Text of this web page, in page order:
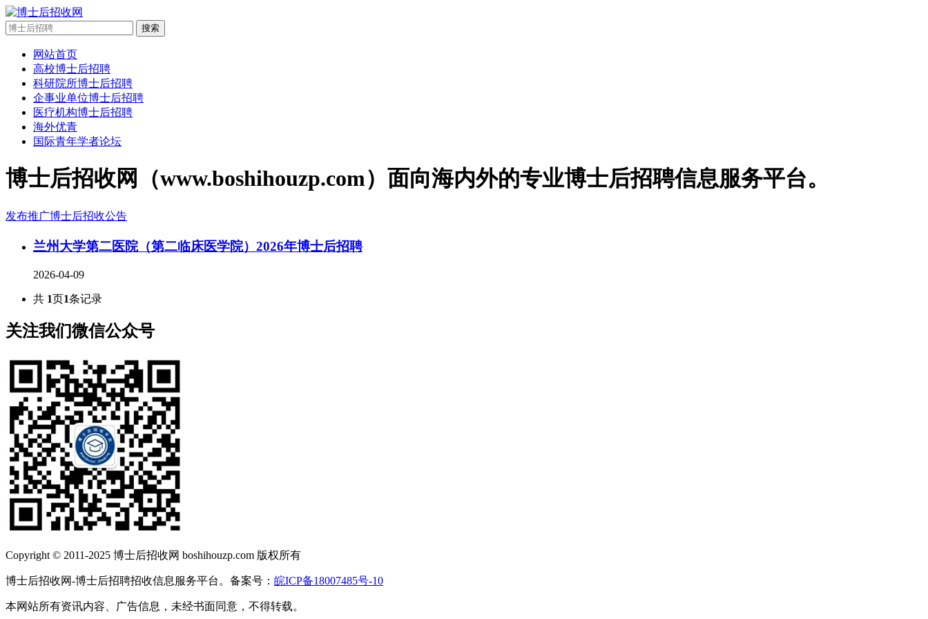
搜索
网站首页
高校博士后招聘
科研院所博士后招聘
企事业单位博士后招聘
医疗机构博士后招聘
海外优青
国际青年学者论坛
博士后招收网（www.boshihouzp.com）面向海内外的专业博士后招聘信息服务平台。
发布推广博士后招收公告
兰州大学第二医院（第二临床医学院）2026年博士后招聘
2026-04-09
共 1页1条记录
关注我们微信公众号
Copyright © 2011-2025 博士后招收网 boshihouzp.com 版权所有
博士后招收网-博士后招聘招收信息服务平台。备案号： 皖ICP备18007485号-10
本网站所有资讯内容、广告信息，未经书面同意，不得转载。